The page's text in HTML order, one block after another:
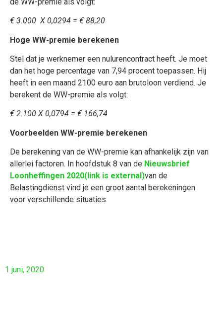
€ 3.000 X 0,0294 = € 88,20
Hoge WW-premie berekenen
Stel dat je werknemer een nulurencontract heeft. Je moet
dan het hoge percentage van 7,94 procent toepassen. Hij
heeft in een maand 2100 euro aan brutoloon verdiend. Je
berekent de WW-premie als volgt:
€ 2.100 X 0,0794 = € 166,74
Voorbeelden WW-premie berekenen
De berekening van de WW-premie kan afhankelijk zijn van
allerlei factoren. In hoofdstuk 8 van de Nieuwsbrief
Loonheffingen 2020(link is external)van de
Belastingdienst vind je een groot aantal berekeningen
voor verschillende situaties.
1 juni, 2020